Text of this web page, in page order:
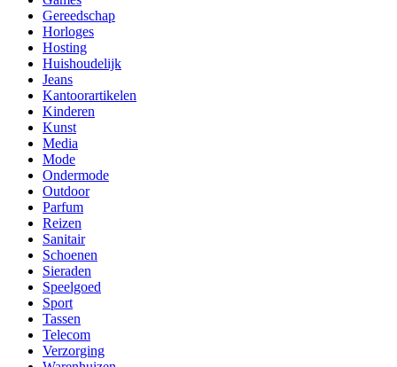
Gereedschap
Horloges
Hosting
Huishoudelijk
Jeans
Kantoorartikelen
Kinderen
Kunst
Media
Mode
Ondermode
Outdoor
Parfum
Reizen
Sanitair
Schoenen
Sieraden
Speelgoed
Sport
Tassen
Telecom
Verzorging